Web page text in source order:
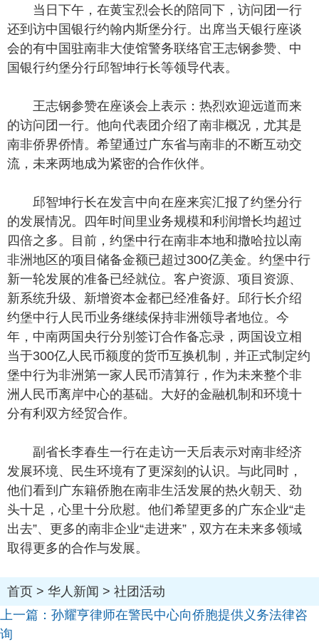
当日下午，在黄宝烈会长的陪同下，访问团一行
还到访中国银行约翰内斯堡分行。出席当天银行座谈
会的有中国驻南非大使馆警务联络官王志钢参赞、中
国银行约堡分行邱智坤行长等领导代表。
王志钢参赞在座谈会上表示：热烈欢迎远道而来
的访问团一行。他向代表团介绍了南非概况，尤其是
南非侨界侨情。希望通过广东省与南非的不断互动交
流，未来两地成为紧密的合作伙伴。
邱智坤行长在发言中向在座来宾汇报了约堡分行
的发展情况。四年时间里业务规模和利润增长均超过
四倍之多。目前，约堡中行在南非本地和撒哈拉以南
非洲地区的项目储备金额已超过300亿美金。约堡中行
新一轮发展的准备已经就位。客户资源、项目资源、
新系统升级、新增资本金都已经准备好。邱行长介绍
约堡中行人民币业务继续保持非洲领导者地位。今
年，中南两国央行分别签订合作备忘录，两国设立相
当于300亿人民币额度的货币互换机制，并正式制定约
堡中行为非洲第一家人民币清算行，作为未来整个非
洲人民币离岸中心的基础。大好的金融机制和环境十
分有利双方经贸合作。
副省长李春生一行在走访一天后表示对南非经济
发展环境、民生环境有了更深刻的认识。与此同时，
他们看到广东籍侨胞在南非生活发展的热火朝天、劲
头十足，心里十分欣慰。他们希望更多的广东企业“走
出去”、更多的南非企业“走进来”，双方在未来多领域
取得更多的合作与发展。
首页 > 华人新闻 > 社团活动
上一篇： 孙耀亨律师在警民中心向侨胞提供义务法律咨
询